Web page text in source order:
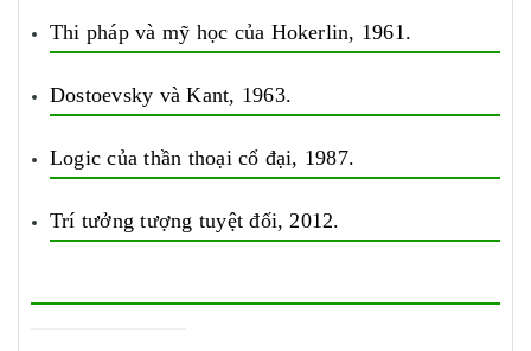
Thi pháp và mỹ học của Hokerlin, 1961.
Dostoevsky và Kant, 1963.
Logic của thần thoại cổ đại, 1987.
Trí tưởng tượng tuyệt đối, 2012.